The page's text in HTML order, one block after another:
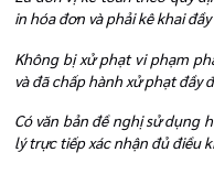
in hóa đơn và phải kê khai
Không bị xử phạt vi phạm
và đã chấp hành xử phạt đầy
Có văn bản đề nghị sử dụng
lý trực tiếp xác nhận đủ điều